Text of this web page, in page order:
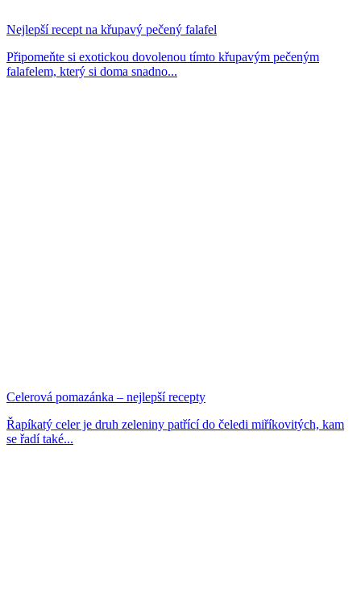
Nejlepší recept na křupavý pečený falafel
Připomeňte si exotickou dovolenou tímto křupavým pečeným
falafelem, který si doma snadno...
Celerová pomazánka – nejlepší recepty
Řapíkatý celer je druh zeleniny patřící do čeledi miříkovitých, kam
se řadí také...